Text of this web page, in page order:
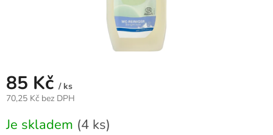
85 Kč / ks
70,25 Kč bez DPH
cena:
Je skladem (4 ks)